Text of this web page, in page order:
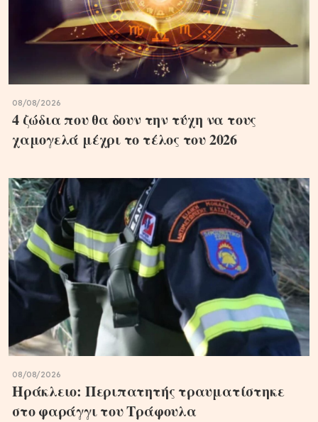
08/08/2026
4 ζώδια που θα δουν την τύχη να τους
χαμογελά μέχρι το τέλος του 2026
08/08/2026
Ηράκλειο: Περιπατητής τραυματίστηκε
στο φαράγγι του Τράφουλα